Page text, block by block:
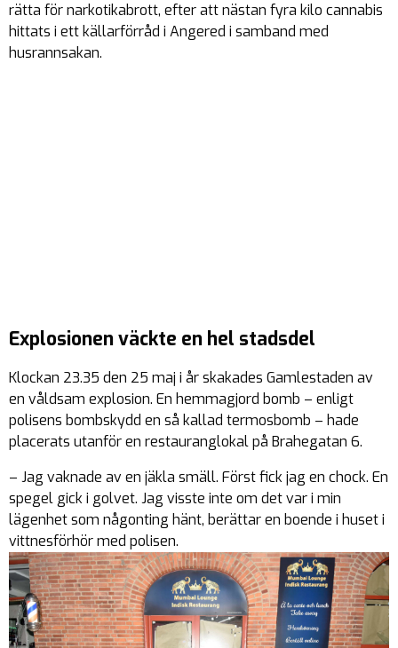
rätta för narkotikabrott, efter att nästan fyra kilo cannabis
hittats i ett källarförråd i Angered i samband med
husrannsakan.
Explosionen väckte en hel stadsdel
Klockan 23.35 den 25 maj i år skakades Gamlestaden av
en våldsam explosion. En hemmagjord bomb – enligt
polisens bombskydd en så kallad termosbomb – hade
placerats utanför en restauranglokal på Brahegatan 6.
– Jag vaknade av en jäkla smäll. Först fick jag en chock. En
spegel gick i golvet. Jag visste inte om det var i min
lägenhet som någonting hänt, berättar en boende i huset i
vittnesförhör med polisen.